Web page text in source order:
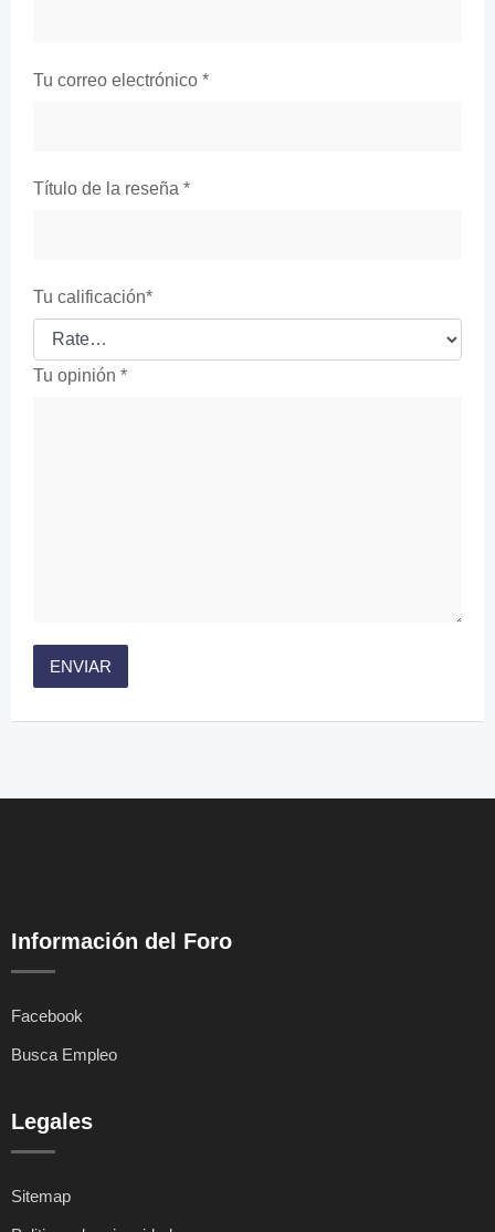
Tu correo electrónico *
Título de la reseña *
Tu calificación*
Tu opinión *
Información del Foro
Facebook
Busca Empleo
Legales
Sitemap